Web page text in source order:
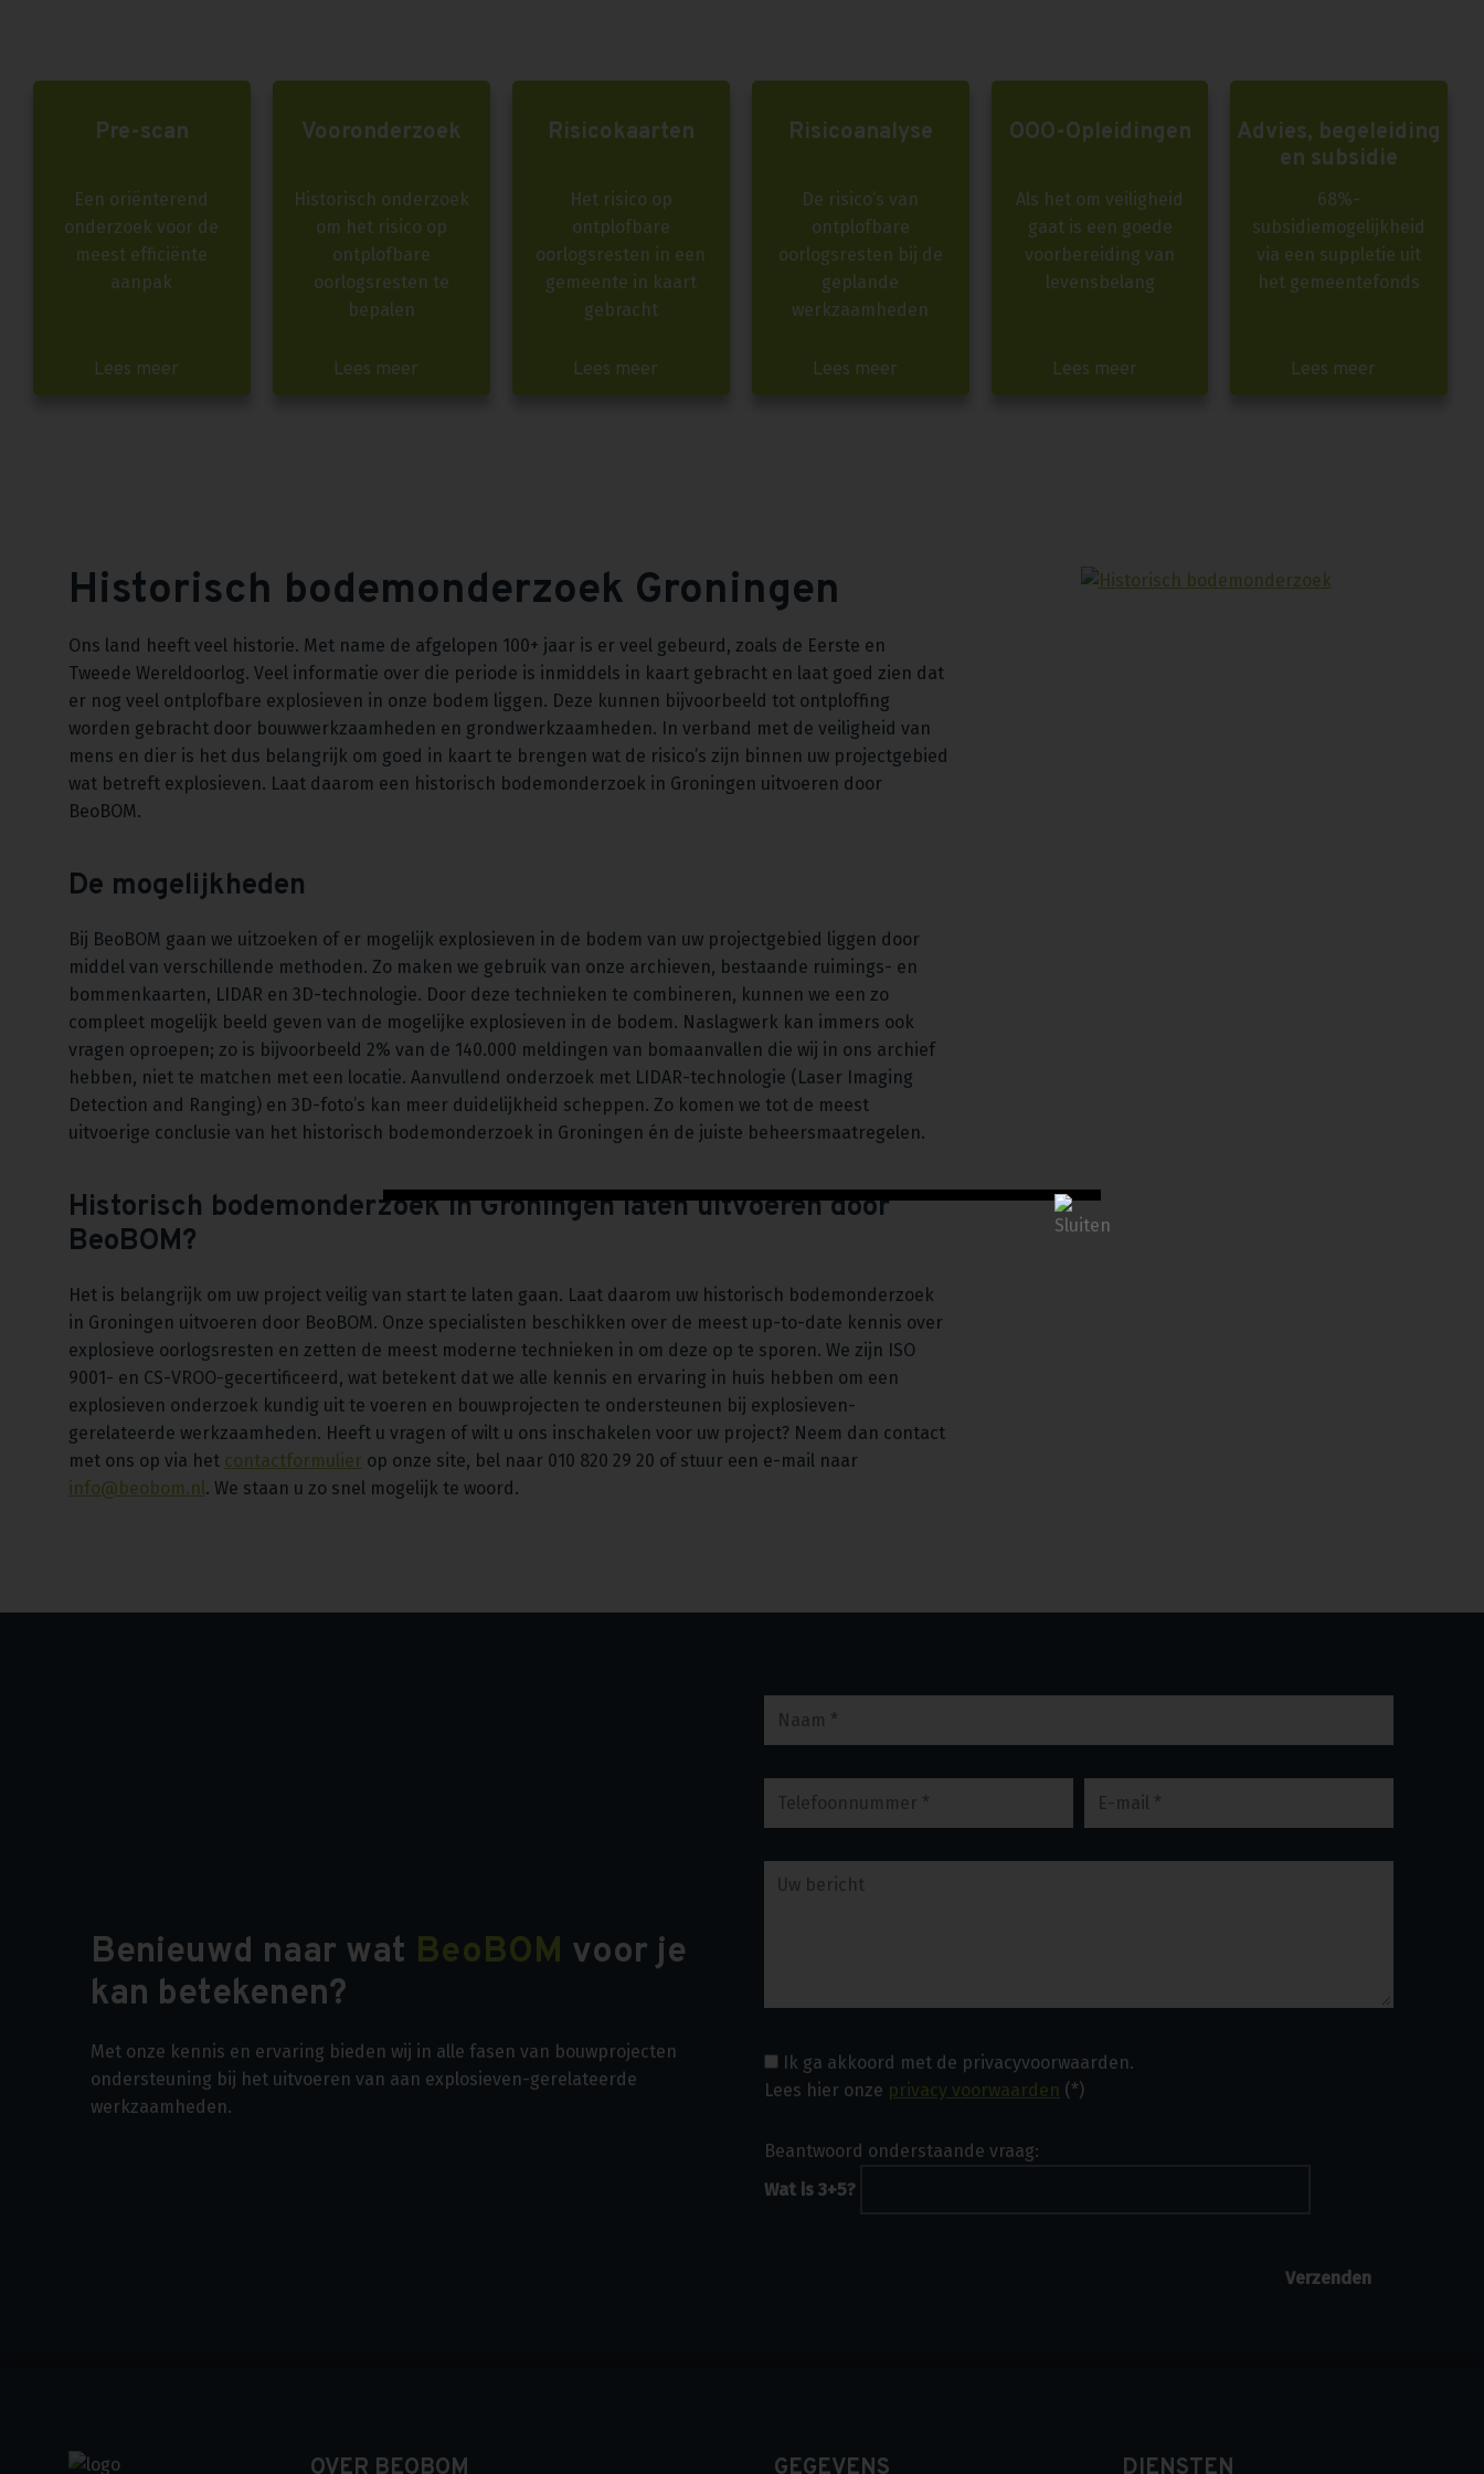
Pre-scan
Een oriënterend
onderzoek voor de
meest efficiënte
aanpak
Lees meer
Vooronderzoek
Historisch onderzoek
om het risico op
ontplofbare
oorlogsresten te
bepalen
Lees meer
Risicokaarten
Het risico op
ontplofbare
oorlogsresten in een
gemeente in kaart
gebracht
Lees meer
Risicoanalyse
De risico’s van
ontplofbare
oorlogsresten bij de
geplande
werkzaamheden
Lees meer
OOO-Opleidingen
Als het om veiligheid
gaat is een goede
voorbereiding van
levensbelang
Lees meer
Advies, begeleiding
en subsidie
68%-
subsidiemogelijkheid
via een suppletie uit
het gemeentefonds
Lees meer
Historisch bodemonderzoek Groningen
Ons land heeft veel historie. Met name de afgelopen 100+ jaar is er veel gebeurd, zoals de Eerste en
Tweede Wereldoorlog. Veel informatie over die periode is inmiddels in kaart gebracht en laat goed zien dat
er nog veel ontplofbare explosieven in onze bodem liggen. Deze kunnen bijvoorbeeld tot ontploffing
worden gebracht door bouwwerkzaamheden en grondwerkzaamheden. In verband met de veiligheid van
mens en dier is het dus belangrijk om goed in kaart te brengen wat de risico’s zijn binnen uw projectgebied
wat betreft explosieven. Laat daarom een historisch bodemonderzoek in Groningen uitvoeren door
BeoBOM.
De mogelijkheden
Bij BeoBOM gaan we uitzoeken of er mogelijk explosieven in de bodem van uw projectgebied liggen door
middel van verschillende methoden. Zo maken we gebruik van onze archieven, bestaande ruimings- en
bommenkaarten, LIDAR en 3D-technologie. Door deze technieken te combineren, kunnen we een zo
compleet mogelijk beeld geven van de mogelijke explosieven in de bodem. Naslagwerk kan immers ook
vragen oproepen; zo is bijvoorbeeld 2% van de 140.000 meldingen van bomaanvallen die wij in ons archief
hebben, niet te matchen met een locatie. Aanvullend onderzoek met LIDAR-technologie (Laser Imaging
Detection and Ranging) en 3D-foto’s kan meer duidelijkheid scheppen. Zo komen we tot de meest
uitvoerige conclusie van het historisch bodemonderzoek in Groningen én de juiste beheersmaatregelen.
Historisch bodemonderzoek in Groningen laten uitvoeren door
BeoBOM?
Het is belangrijk om uw project veilig van start te laten gaan. Laat daarom uw historisch bodemonderzoek
in Groningen uitvoeren door BeoBOM. Onze specialisten beschikken over de meest up-to-date kennis over
explosieve oorlogsresten en zetten de meest moderne technieken in om deze op te sporen. We zijn ISO
9001- en CS-VROO-gecertificeerd, wat betekent dat we alle kennis en ervaring in huis hebben om een
explosieven onderzoek kundig uit te voeren en bouwprojecten te ondersteunen bij explosieven-
gerelateerde werkzaamheden. Heeft u vragen of wilt u ons inschakelen voor uw project? Neem dan contact
met ons op via het contactformulier op onze site, bel naar 010 820 29 20 of stuur een e-mail naar
info@beobom.nl . We staan u zo snel mogelijk te woord.
Benieuwd naar wat BeoBOM voor je
kan betekenen?
Met onze kennis en ervaring bieden wij in alle fasen van bouwprojecten
ondersteuning bij het uitvoeren van aan explosieven-gerelateerde
werkzaamheden.
Ik ga akkoord met de privacyvoorwaarden.
Lees hier onze privacy voorwaarden (*)
Beantwoord onderstaande vraag:
Wat is 3+5?
OVER BEOBOM GEGEVENS DIENSTEN